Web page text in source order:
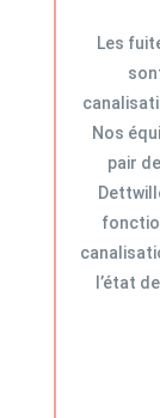
Les
Nos
pair
l’état